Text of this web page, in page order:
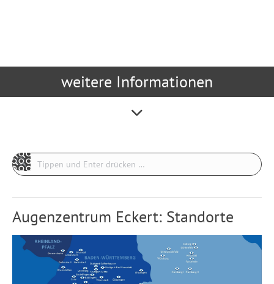
weitere Informationen
Search:
Augenzentrum Eckert: Standorte